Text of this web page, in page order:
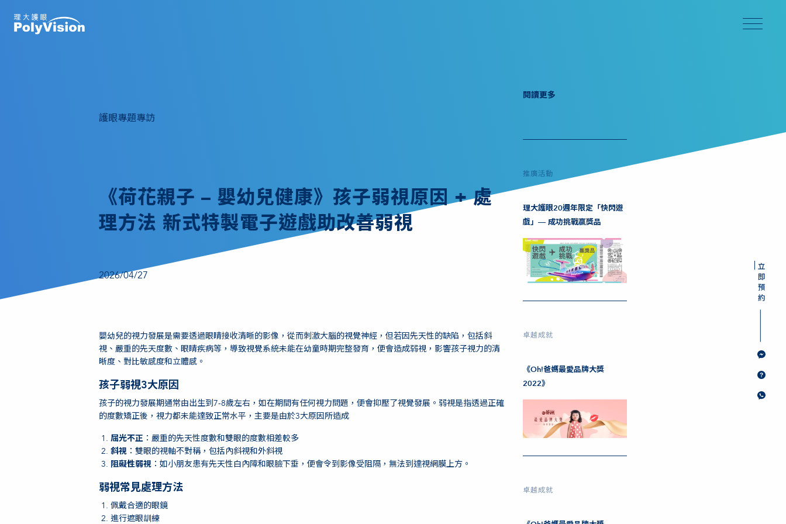
護眼專題專訪
《荷花親子 – 嬰幼兒健康》孩子弱視原因 + 處
理方法 新式特製電子遊戲助改善弱視
2026/04/27
嬰幼兒的視力發展是需要透過眼睛接收清晰的影像，從而刺激大腦的視覺神經，但若因先天性的缺陷，包括斜
視、嚴重的先天度數、眼睛疾病等，導致視覺系統未能在幼童時期完整發育，便會造成弱視，影響孩子視力的清
晰度、對比敏感度和立體感。
孩子弱視3大原因
孩子的視力發展期通常由出生到7-8歲左右，如在期間有任何視力問題，便會抑壓了視覺發展。弱視是指透過正確
的度數矯正後，視力都未能達致正常水平，主要是由於3大原因所造成
屈光不正 ：嚴重的先天性度數和雙眼的度數相差較多
斜視：雙眼的視軸不對稱，包括內斜視和外斜視
阻礙性弱視：如小朋友患有先天性白內障和眼臉下垂，便會令到影像受阻隔，無法到達視網膜上方。
弱視常見處理方法
佩戴合適的眼鏡
進行遮眼訓練
閱讀更多
推廣活動
理大護眼20週年限定「快閃遊
戲」— 成功挑戰贏獎品
卓越成就
《Oh!爸媽最愛品牌大獎
2022》
卓越成就